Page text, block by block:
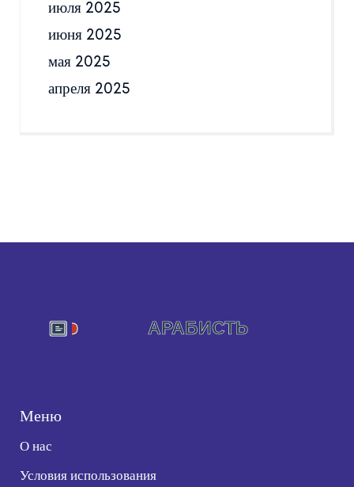
июля 2025
июня 2025
мая 2025
апреля 2025
Меню
О нас
Условия использования